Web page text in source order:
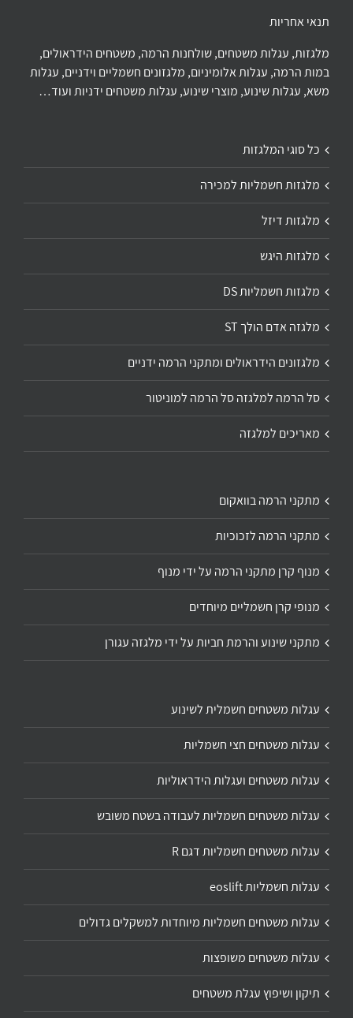
תנאי אחריות
מלגזות, עגלות משטחים, שולחנות הרמה, משטחים הידראולים,
במות הרמה, עגלות אלומיניום, מלגזונים חשמליים וידניים, עגלות
משא, עגלות שינוע, מוצרי שינוע, עגלות משטחים ידניות ועוד…
כל סוגי המלגזות
מלגזות חשמליות למכירה
מלגזות דיזל
מלגזות היגש
מלגזות חשמליות DS
מלגזה אדם הולך ST
מלגזונים הידראולים ומתקני הרמה ידניים
סל הרמה למלגזה סל הרמה למוניטור
מאריכים למלגזה
מתקני הרמה בוואקום
מתקני הרמה לזכוכיות
מנוף קרן מתקני הרמה על ידי מנוף
מנופי קרן חשמליים מיוחדים
מתקני שינוע והרמת חביות על ידי מלגזה עגורן
עגלות משטחים חשמלית לשינוע
עגלות משטחים חצי חשמליות
עגלות משטחים ועגלות הידראוליות
עגלות משטחים חשמליות לעבודה בשטח משובש
עגלות משטחים חשמליות דגם R
עגלות חשמליות eoslift
עגלות משטחים חשמליות מיוחדות למשקלים גדולים
עגלות משטחים משופצות
תיקון ושיפוץ עגלת משטחים